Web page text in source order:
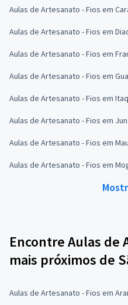
Aulas de Artesanato - Fios em
Aulas de Artesanato - Fios em
Aulas de Artesanato - Fios em
Aulas de Artesanato - Fios em
Aulas de Artesanato - Fios em
Aulas de Artesanato - Fios em
Aulas de Artesanato - Fios em
Aulas de Artesanato - Fios em
Encontre Aulas de
mais próximos de
Aulas de Artesanato - Fios em